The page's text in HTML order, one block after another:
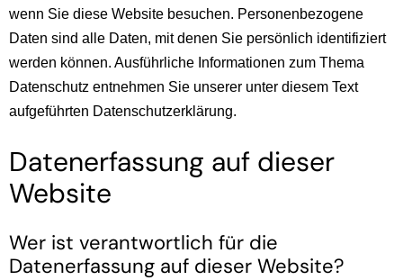
wenn Sie diese Website besuchen. Personenbezogene
Daten sind alle Daten, mit denen Sie persönlich identifiziert
werden können. Ausführliche Informationen zum Thema
Datenschutz entnehmen Sie unserer unter diesem Text
aufgeführten Datenschutzerklärung.
Datenerfassung auf dieser
Website
Wer ist verantwortlich für die
Datenerfassung auf dieser Website?